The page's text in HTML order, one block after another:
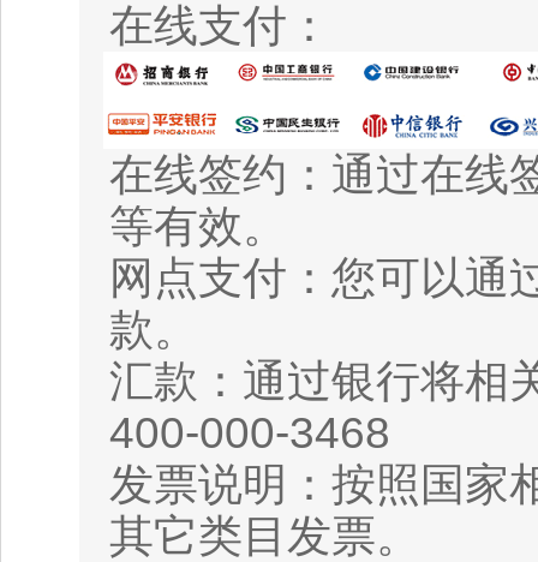
在线支付：
在线签约：通过在线
等有效。
网点支付：您可以通
款。
汇款：通过银行将相
400-000-3468
发票说明：按照国家
其它类目发票。